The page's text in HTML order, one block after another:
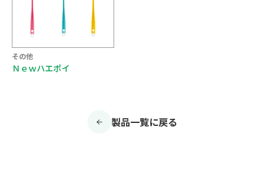
その他
Ｎｅｗハエポイ
製品一覧に戻る